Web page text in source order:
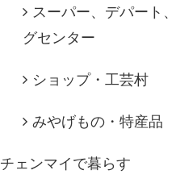
スーパー、デパート
グセンター
ショップ・工芸村
みやげもの・特産品
チェンマイで暮らす